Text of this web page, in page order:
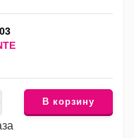
В корзину